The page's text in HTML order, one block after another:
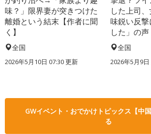
味？」限界妻が突きつけた
離婚という結末【作者に聞
く】
全国
2026年5月10日 07:30 更新
した上司
味鋭い反
した」の声
全国
2026年5月9
GWイベント・おでかけトピックス【中
る